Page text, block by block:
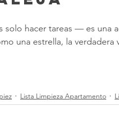
solo hacer tareas — es una
una estrella, la
Lista Limpieza Apartamento